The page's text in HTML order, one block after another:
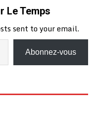
Le Temps
sent to your email.
Abonnez-vous